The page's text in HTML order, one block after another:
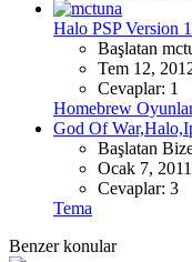
Halo PSP Version
Başlatan
Tem 12,
Cevaplar: 1
Homebrew
God Of
Başlatan
Ocak 7, 2011
Cevaplar: 3
Tema
Benzer konular